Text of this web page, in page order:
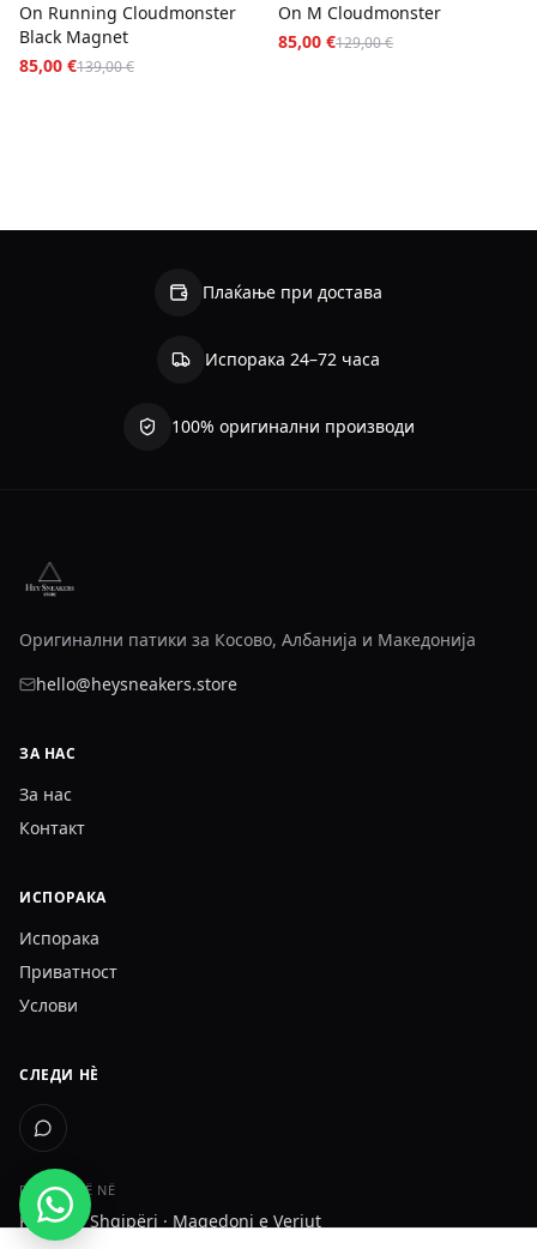
On Running Cloudmonster
Black Magnet
85,00 €139,00 €
On M Cloudmonster
85,00 €129,00 €
Плаќање при достава
Испорака 24–72 часа
100% оригинални производи
Оригинални патики за Косово, Албанија и Македонија
hello@heysneakers.store
ЗА НАС
За нас
Контакт
ИСПОРАКА
Испорака
Приватност
Услови
СЛЕДИ НÈ
DËRGOJMË NË
Kosovë · Shqipëri · Maqedoni e Veriut